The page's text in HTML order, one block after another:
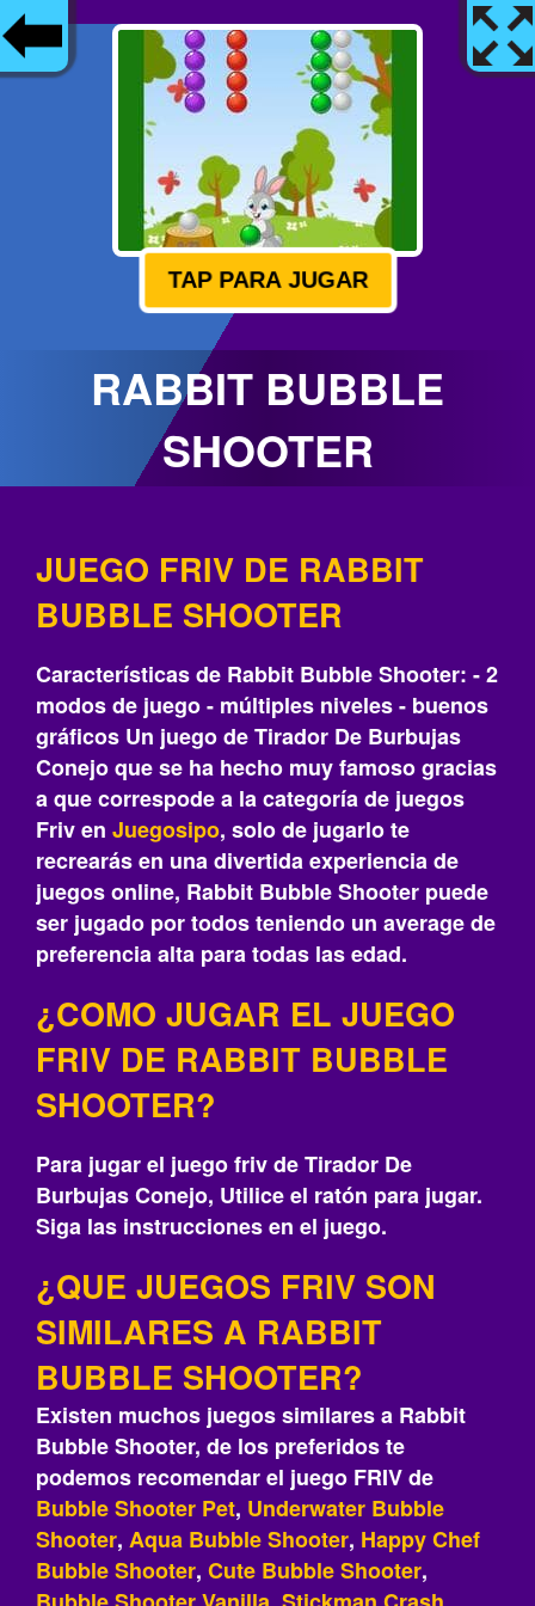
TAP PARA JUGAR
RABBIT BUBBLE
SHOOTER
JUEGO FRIV DE RABBIT
BUBBLE SHOOTER
Características de Rabbit Bubble Shooter: - 2
modos de juego - múltiples niveles - buenos
gráficos Un juego de Tirador De Burbujas
Conejo que se ha hecho muy famoso gracias
a que correspode a la categoría de juegos
Friv en Juegosipo, solo de jugarlo te
recrearás‎ en una divertida experiencia de
juegos online, Rabbit Bubble Shooter puede
ser jugado por todos teniendo un average de
preferencia alta para todas las edad.
¿COMO JUGAR EL JUEGO
FRIV DE RABBIT BUBBLE
SHOOTER?
Para jugar el juego friv de Tirador De
Burbujas Conejo, Utilice el ratón para jugar.
Siga las instrucciones en el juego.
¿QUE JUEGOS FRIV SON
SIMILARES A RABBIT
BUBBLE SHOOTER?
Existen muchos juegos similares a Rabbit
Bubble Shooter, de los preferidos te
podemos recomendar el juego FRIV de
Bubble Shooter Pet, Underwater Bubble
Shooter, Aqua Bubble Shooter, Happy Chef
Bubble Shooter, Cute Bubble Shooter,